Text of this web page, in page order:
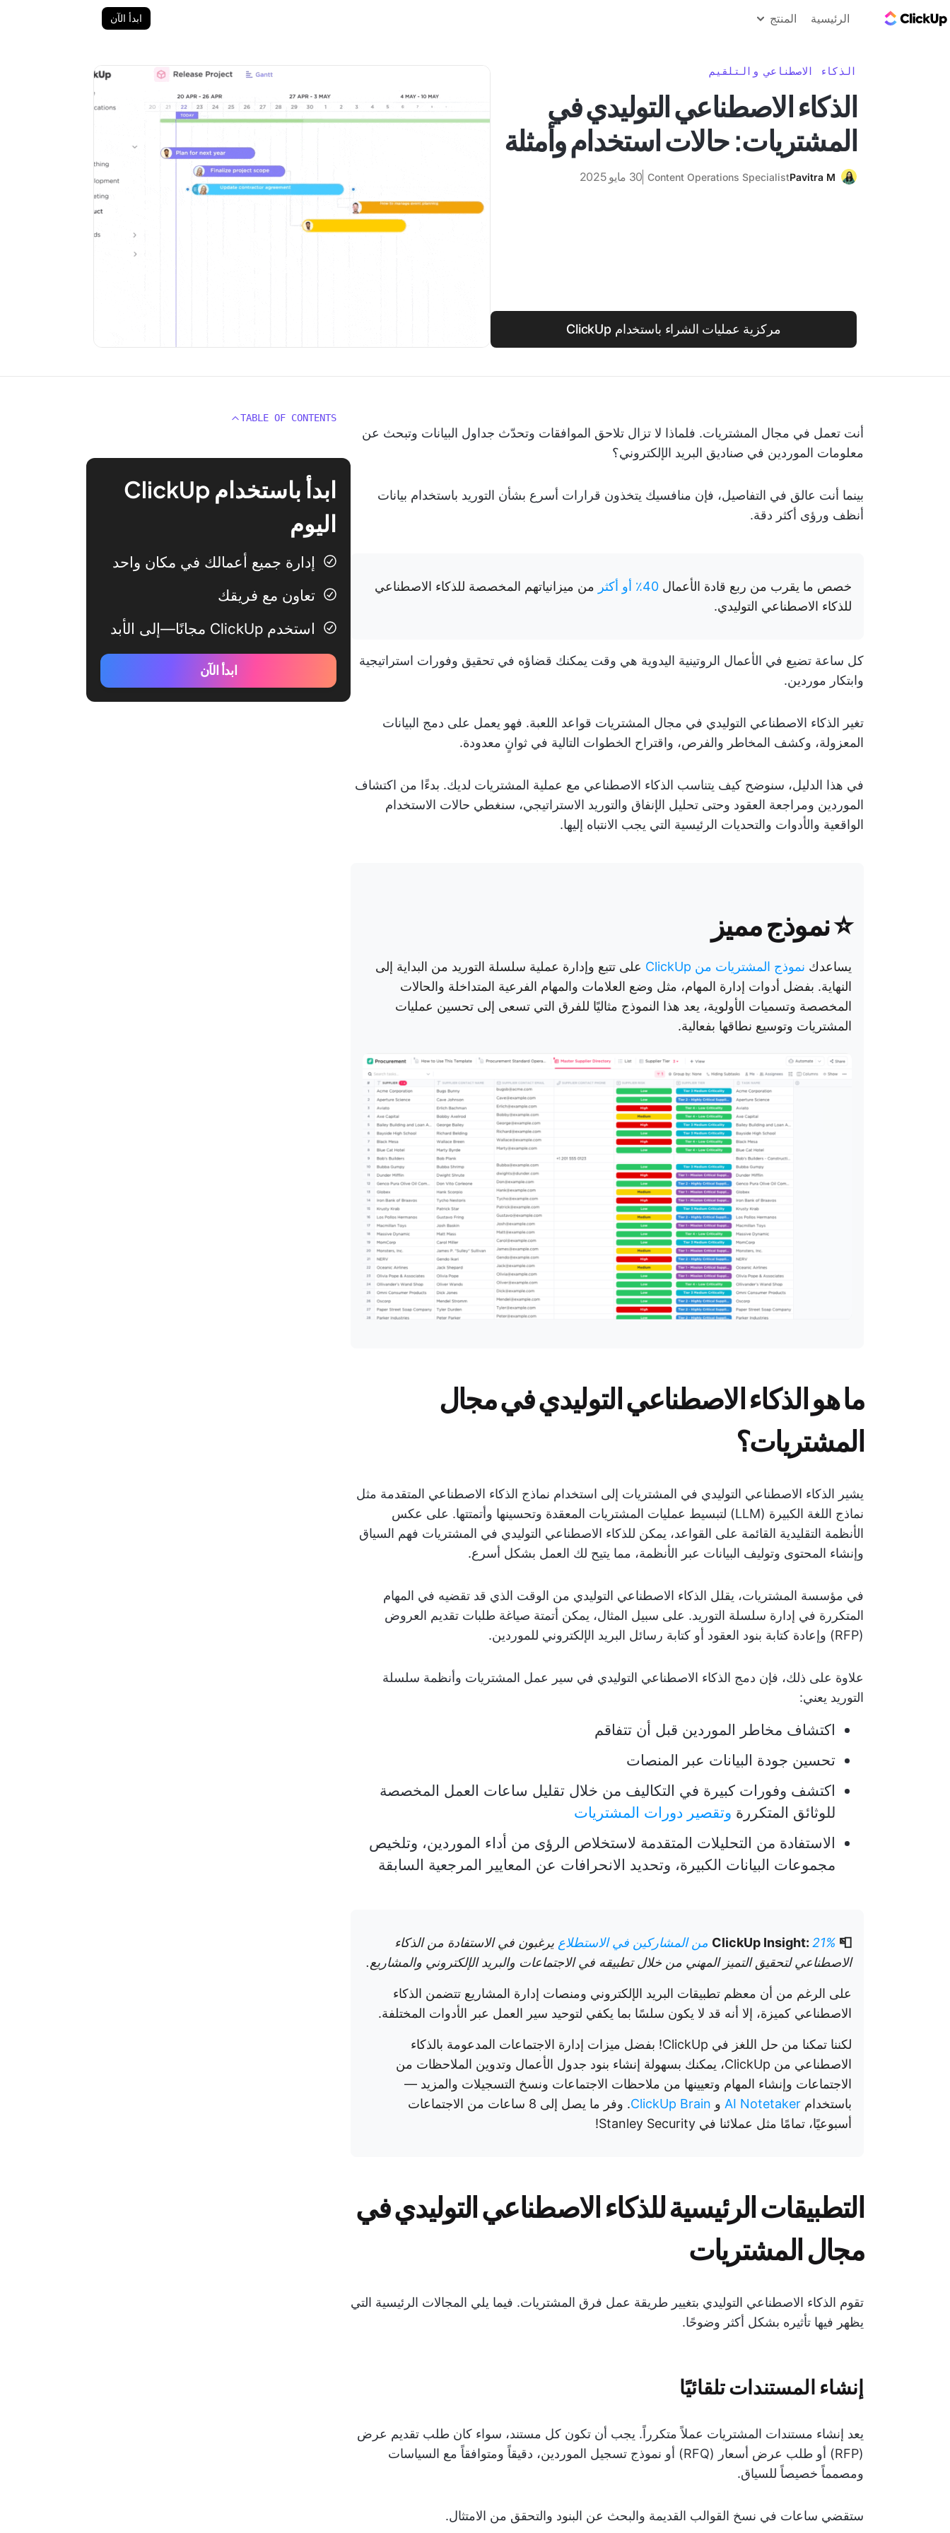
الرئيسية المنتج ابدأ الآن
الذكاء الاصطناعي والتلقيم
الذكاء الاصطناعي التوليدي في
المشتريات: حالات استخدام وأمثلة
Pavitra M
Content Operations Specialist 30 مايو 2025
مركزية عمليات الشراء باستخدام ClickUp
أنت تعمل في مجال المشتريات. فلماذا لا تزال تلاحق الموافقات وتحدّث جداول البيانات وتبحث عن
معلومات الموردين في صناديق البريد الإلكتروني؟
بينما أنت عالق في التفاصيل، فإن منافسيك يتخذون قرارات أسرع بشأن التوريد باستخدام بيانات
أنظف ورؤى أكثر دقة.
خصص ما يقرب من ربع قادة الأعمال 40٪ أو أكثر
من ميزانياتهم المخصصة للذكاء الاصطناعي
للذكاء الاصطناعي التوليدي.
كل ساعة تضيع في الأعمال الروتينية اليدوية هي وقت يمكنك قضاؤه في تحقيق وفورات استراتيجية
وابتكار موردين.
تغير الذكاء الاصطناعي التوليدي في مجال المشتريات قواعد اللعبة. فهو يعمل على دمج البيانات
المعزولة، وكشف المخاطر والفرص، واقتراح الخطوات التالية في ثوانٍ معدودة.
في هذا الدليل، سنوضح كيف يتناسب الذكاء الاصطناعي مع عملية المشتريات لديك. بدءًا من اكتشاف
الموردين ومراجعة العقود وحتى تحليل الإنفاق والتوريد الاستراتيجي، سنغطي حالات الاستخدام
الواقعية والأدوات والتحديات الرئيسية التي يجب الانتباه إليها.
⭐️ نموذج مميز
يساعدك نموذج المشتريات من ClickUp
على تتبع وإدارة عملية سلسلة التوريد من البداية إلى
النهاية. بفضل أدوات إدارة المهام، مثل وضع العلامات والمهام الفرعية المتداخلة والحالات
المخصصة وتسميات الأولوية، يعد هذا النموذج مثاليًا للفرق التي تسعى إلى تحسين عمليات
المشتريات وتوسيع نطاقها بفعالية.
ما هو الذكاء الاصطناعي التوليدي في مجال
المشتريات؟
يشير الذكاء الاصطناعي التوليدي في المشتريات إلى استخدام نماذج الذكاء الاصطناعي المتقدمة مثل
نماذج اللغة الكبيرة (LLM) لتبسيط عمليات المشتريات المعقدة وتحسينها وأتمتتها. على عكس
الأنظمة التقليدية القائمة على القواعد، يمكن للذكاء الاصطناعي التوليدي في المشتريات فهم السياق
وإنشاء المحتوى وتوليف البيانات عبر الأنظمة، مما يتيح لك العمل بشكل أسرع.
في مؤسسة المشتريات، يقلل الذكاء الاصطناعي التوليدي من الوقت الذي قد تقضيه في المهام
المتكررة في إدارة سلسلة التوريد. على سبيل المثال، يمكن أتمتة صياغة طلبات تقديم العروض
(RFP) وإعادة كتابة بنود العقود أو كتابة رسائل البريد الإلكتروني للموردين.
علاوة على ذلك، فإن دمج الذكاء الاصطناعي التوليدي في سير عمل المشتريات وأنظمة سلسلة
التوريد يعني:
اكتشاف مخاطر الموردين قبل أن تتفاقم
تحسين جودة البيانات عبر المنصات
اكتشف وفورات كبيرة في التكاليف من خلال تقليل ساعات العمل المخصصة
للوثائق المتكررة وتقصير دورات المشتريات
الاستفادة من التحليلات المتقدمة لاستخلاص الرؤى من أداء الموردين، وتلخيص
مجموعات البيانات الكبيرة، وتحديد الانحرافات عن المعايير المرجعية السابقة
📮 ClickUp Insight: 21% من المشاركين في الاستطلاع
يرغبون في الاستفادة من الذكاء
الاصطناعي لتحقيق التميز المهني من خلال تطبيقه في الاجتماعات والبريد الإلكتروني والمشاريع.
على الرغم من أن معظم تطبيقات البريد الإلكتروني ومنصات إدارة المشاريع تتضمن الذكاء
الاصطناعي كميزة، إلا أنه قد لا يكون سلسًا بما يكفي لتوحيد سير العمل عبر الأدوات المختلفة.
لكننا تمكنا من حل اللغز في ClickUp! بفضل ميزات إدارة الاجتماعات المدعومة بالذكاء
الاصطناعي من ClickUp، يمكنك بسهولة إنشاء بنود جدول الأعمال وتدوين الملاحظات من
الاجتماعات وإنشاء المهام وتعيينها من ملاحظات الاجتماعات ونسخ التسجيلات والمزيد —
باستخدام AI Notetaker و ClickUp Brain
. وفر ما يصل إلى 8 ساعات من الاجتماعات
أسبوعيًا، تمامًا مثل عملائنا في Stanley Security!
التطبيقات الرئيسية للذكاء الاصطناعي التوليدي في
مجال المشتريات
تقوم الذكاء الاصطناعي التوليدي بتغيير طريقة عمل فرق المشتريات. فيما يلي المجالات الرئيسية التي
يظهر فيها تأثيره بشكل أكثر وضوحًا.
إنشاء المستندات تلقائيًا
يعد إنشاء مستندات المشتريات عملاً متكرراً. يجب أن تكون كل مستند، سواء كان طلب تقديم عرض
(RFP) أو طلب عرض أسعار (RFQ) أو نموذج تسجيل الموردين، دقيقاً ومتوافقاً مع السياسات
ومصمماً خصيصاً للسياق.
ستقضي ساعات في نسخ القوالب القديمة والبحث عن البنود والتحقق من الامتثال.
TABLE OF CONTENTS
ابدأ باستخدام ClickUp
اليوم
إدارة جميع أعمالك في مكان واحد
تعاون مع فريقك
استخدم ClickUp مجانًا—إلى الأبد
ابدأ الآن